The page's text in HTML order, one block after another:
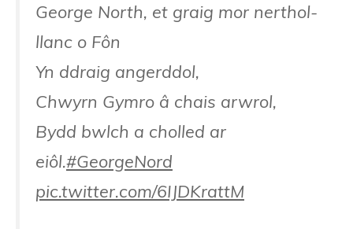
George North, et graig mor nerthol-
llanc o Fôn
Yn ddraig angerddol,
Chwyrn Gymro â chais arwrol,
Bydd bwlch a cholled ar
eiôl.#GeorgeNord
pic.twitter.com/6IJDKrattM